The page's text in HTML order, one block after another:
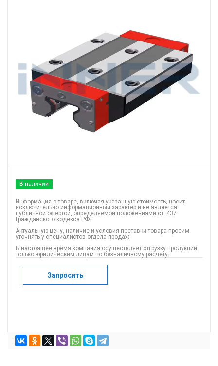
В наличии
Информация о товаре, включая указанную стоимость, носит
исключительно информационный характер и не является
публичной офертой, определяемой положениями ст. 437
Гражданского кодекса РФ.
Актуальную цену, наличие и условия поставки товара просим
уточнять у специалистов отдела продаж.
В настоящее время компания осуществляет отгрузку продукции
только юридическим лицам по безналичному расчету.
Запросить